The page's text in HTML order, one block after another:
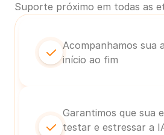
Suporte próximo em todas as
Acompanhamos sua
início ao fim
Garantimos que sua
testar e estressar a